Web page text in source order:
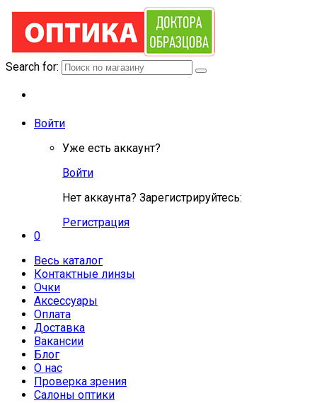
Search for:
Войти
Уже есть аккаунт?
Войти
Нет аккаунта? Зарегистрируйтесь:
Регистрация
0
Весь каталог
Контактные линзы
Очки
Аксессуары
Оплата
Доставка
Вакансии
Блог
О нас
Проверка зрения
Салоны оптики